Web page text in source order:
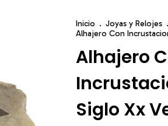
Inicio . Joyas y Relojes .
Alhajero Con
Alhajero
Siglo Xx